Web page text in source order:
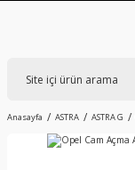
Anasayfa ASTRA ASTRA G